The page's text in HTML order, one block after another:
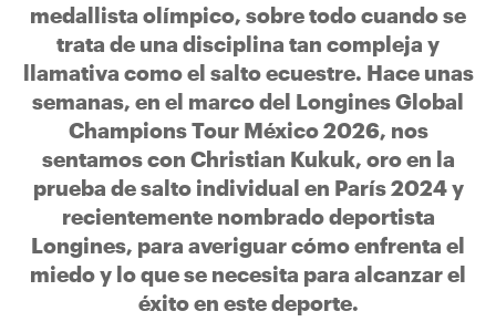
medallista olímpico, sobre todo cuando se
trata de una disciplina tan compleja y
llamativa como el salto ecuestre. Hace unas
semanas, en el marco del Longines Global
Champions Tour México 2026, nos
sentamos con Christian Kukuk, oro en la
prueba de salto individual en París 2024 y
recientemente nombrado deportista
Longines, para averiguar cómo enfrenta el
miedo y lo que se necesita para alcanzar el
éxito en este deporte.